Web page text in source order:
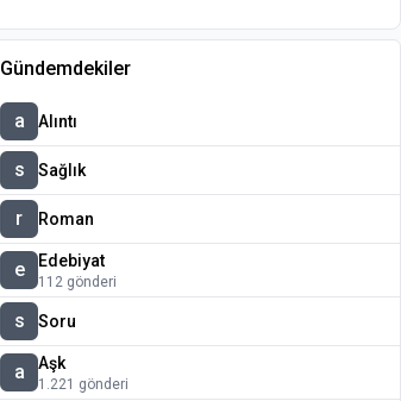
Gündemdekiler
a Alıntı
s Sağlık
r Roman
e Edebiyat
112 gönderi
s Soru
a Aşk
1.221 gönderi